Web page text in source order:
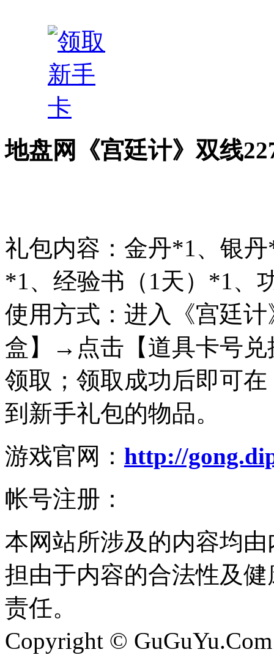
地盘网《宫廷计》双线
礼包内容：金丹*1、银
*1、经验书（1天）*1、
使用方式：进入《宫廷
盒】→点击【道具卡号
领取；领取成功后即可
到新手礼包的物品。
游戏官网： http://
帐号注册：
本网站所涉及的内容均
担由于内容的合法性及
责任。
Copyright ©